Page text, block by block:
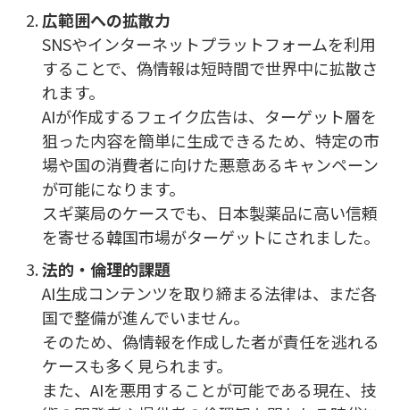
広範囲への拡散力
SNSやインターネットプラットフォームを利用
することで、偽情報は短時間で世界中に拡散さ
れます。
AIが作成するフェイク広告は、ターゲット層を
狙った内容を簡単に生成できるため、特定の市
場や国の消費者に向けた悪意あるキャンペーン
が可能になります。
スギ薬局のケースでも、日本製薬品に高い信頼
を寄せる韓国市場がターゲットにされました。
法的・倫理的課題
AI生成コンテンツを取り締まる法律は、まだ各
国で整備が進んでいません。
そのため、偽情報を作成した者が責任を逃れる
ケースも多く見られます。
また、AIを悪用することが可能である現在、技